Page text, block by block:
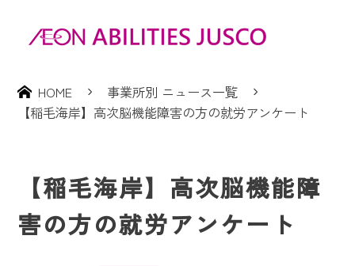
HOME
事業所別 ニュース一覧
【稲毛海岸】高次脳機能障害の方の就労アンケート
【稲毛海岸】高次脳機能障
害の方の就労アンケート